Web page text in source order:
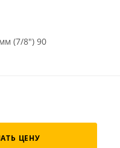
(7/8") 90
ЦЕНУ